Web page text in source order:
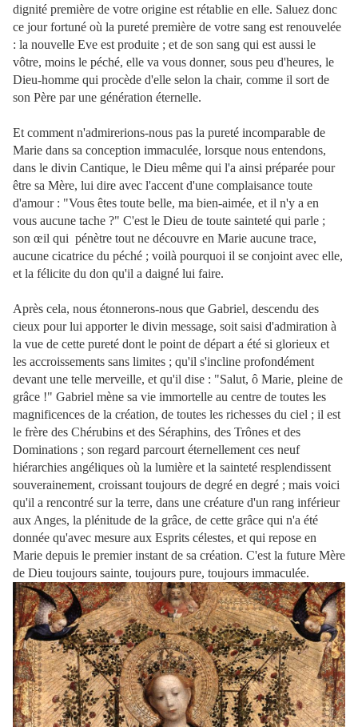
dignité première de votre origine est rétablie en elle. Saluez donc
ce jour fortuné où la pureté première de votre sang est renouvelée
: la nouvelle Eve est produite ; et de son sang qui est aussi le
vôtre, moins le péché, elle va vous donner, sous peu d'heures, le
Dieu-homme qui procède d'elle selon la chair, comme il sort de
son Père par une génération éternelle.
Et comment n'admirerions-nous pas la pureté incomparable de
Marie dans sa conception immaculée, lorsque nous entendons,
dans le divin Cantique, le Dieu même qui l'a ainsi préparée pour
être sa Mère, lui dire avec l'accent d'une complaisance toute
d'amour : "Vous êtes toute belle, ma bien-aimée, et il n'y a en
vous aucune tache ?" C'est le Dieu de toute sainteté qui parle ;
son œil qui pénètre tout ne découvre en Marie aucune trace,
aucune cicatrice du péché ; voilà pourquoi il se conjoint avec elle,
et la félicite du don qu'il a daigné lui faire.
Après cela, nous étonnerons-nous que Gabriel, descendu des
cieux pour lui apporter le divin message, soit saisi d'admiration à
la vue de cette pureté dont le point de départ a été si glorieux et
les accroissements sans limites ; qu'il s'incline profondément
devant une telle merveille, et qu'il dise : "Salut, ô Marie, pleine de
grâce !" Gabriel mène sa vie immortelle au centre de toutes les
magnificences de la création, de toutes les richesses du ciel ; il est
le frère des Chérubins et des Séraphins, des Trônes et des
Dominations ; son regard parcourt éternellement ces neuf
hiérarchies angéliques où la lumière et la sainteté resplendissent
souverainement, croissant toujours de degré en degré ; mais voici
qu'il a rencontré sur la terre, dans une créature d'un rang inférieur
aux Anges, la plénitude de la grâce, de cette grâce qui n'a été
donnée qu'avec mesure aux Esprits célestes, et qui repose en
Marie depuis le premier instant de sa création. C'est la future Mère
de Dieu toujours sainte, toujours pure, toujours immaculée.